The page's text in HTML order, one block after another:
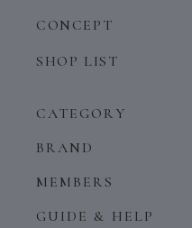
CONCEPT
SHOP LIST
CATEGORY
BRAND
MEMBERS
GUIDE & HELP